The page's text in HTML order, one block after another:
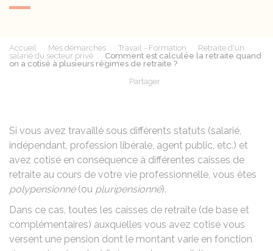
Accueil Mes démarches Travail - Formation
Retraite d'un
salarié du secteur privé
Comment est calculée la retraite quand
on a cotisé à plusieurs régimes de retraite ?
Partager
Si vous avez travaillé sous différents statuts (salarié,
indépendant, profession libérale, agent public, etc.) et
avez cotisé en conséquence à différentes caisses de
retraite au cours de votre vie professionnelle, vous êtes
polypensionné(ou pluripensionné).
Dans ce cas, toutes les caisses de retraite (de base et
complémentaires) auxquelles vous avez cotisé vous
versent une pension dont le montant varie en fonction